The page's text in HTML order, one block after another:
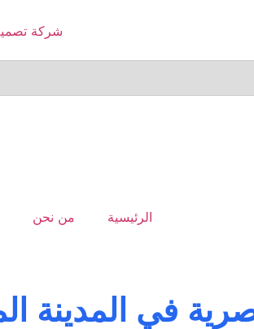
الرئيسية من نحن
في المدينة